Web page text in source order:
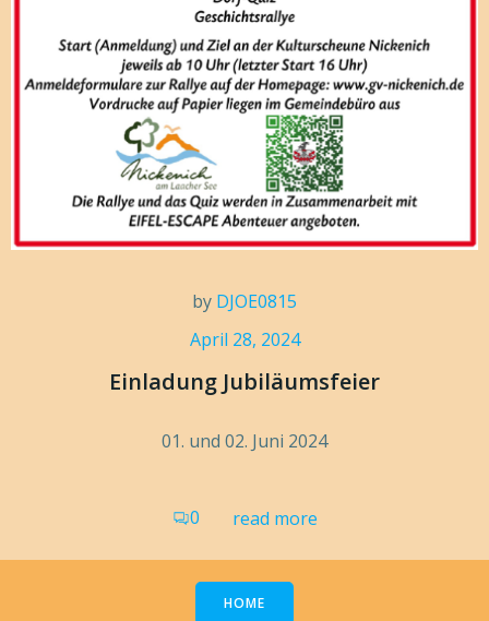
by DJOE0815
April 28, 2024
Einladung Jubiläumsfeier
01. und 02. Juni 2024
0 read more
HOME